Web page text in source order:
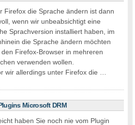
Firefox die Sprache ändern ist dann
wenn wir unbeabsichtigt eine
Sprachversion installiert haben, im
die Sprache ändern möchten
Firefox-Browser in mehreren
verwenden wollen.
wir allerdings unter Firefox die …
Microsoft DRM
haben Sie noch nie vom Plugin